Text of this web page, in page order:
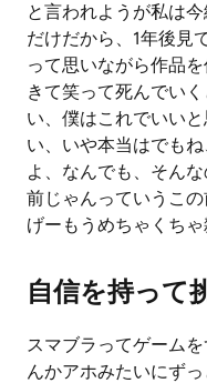
と言われようが私は
だけだから、1年後見
って思いながら作品
きて笑って死んでい
い、僕はこれでいい
い、いや本当はでも
よ、なんでも、そん
前じゃんっていうこ
げーもうめちゃくちゃ
自信を持って
スマブラってゲーム
んかアホみたいにず